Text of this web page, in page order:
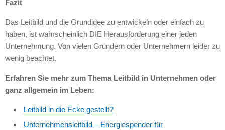
Fazit
Das Leitbild und die Grundidee zu entwickeln oder einfach zu
haben, ist wahrscheinlich DIE Herausforderung einer jeden
Unternehmung. Von vielen Gründern oder Unternehmern leider zu
wenig beachtet.
Erfahren Sie mehr zum Thema Leitbild in Unternehmen oder
ganz allgemein im Leben:
Leitbild in die Ecke gestellt?
Unternehmensleitbild – Energiespender für